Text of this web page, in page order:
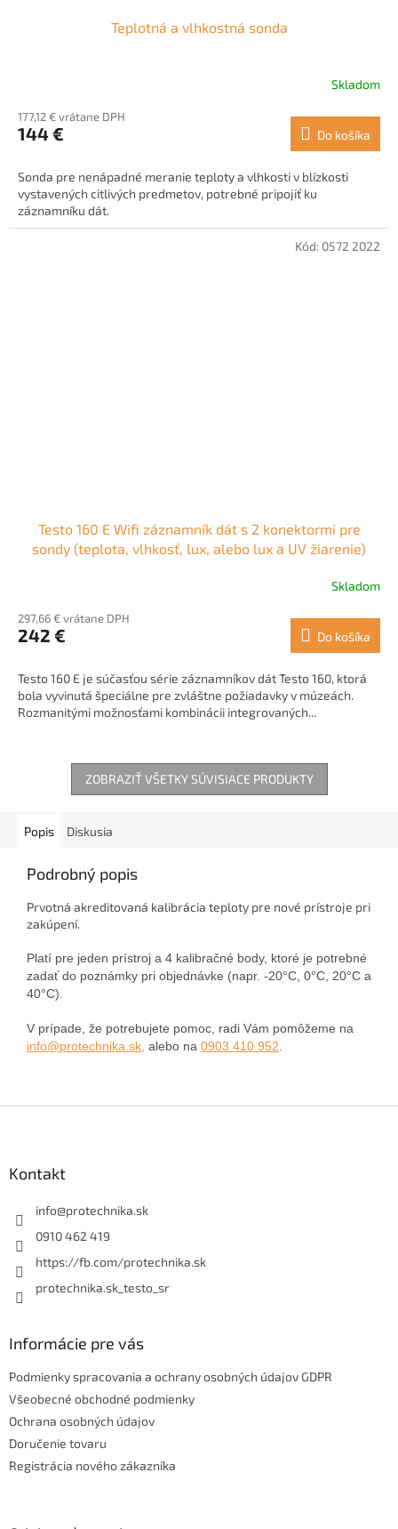
Teplotná a vlhkostná sonda
Skladom
177,12 € vrátane DPH
144 € Do košíka
Sonda pre nenápadné meranie teploty a vlhkosti v blízkosti
vystavených citlivých predmetov, potrebné pripojiť ku
záznamníku dát.
Testo 160 E Wifi záznamník dát s 2 konektormi pre
sondy (teplota, vlhkosť, lux, alebo lux a UV žiarenie)
produktu
je
z
5
hviezdičiek.
Skladom
297,66 € vrátane DPH
242 € Do košíka
Testo 160 E je súčasťou série záznamníkov dát Testo 160, ktorá
bola vyvinutá špeciálne pre zvláštne požiadavky v múzeách.
Rozmanitými možnosťami kombinácii integrovaných...
Kód: 0572 2022
ZOBRAZIŤ VŠETKY SÚVISIACE PRODUKTY
Popis Diskusia
Podrobný popis
Prvotná akreditovaná kalibrácia teploty pre nové prístroje pri
zakúpení.
Platí pre jeden prístroj a 4 kalibračné body, ktoré je potrebné
zadať do poznámky pri objednávke (napr. -20°C, 0°C, 20°C a
40°C).
V prípade, že potrebujete pomoc, radi Vám pomôžeme na
info@protechnika.sk, alebo na 0903 410 952
Kontakt
info@protechnika.sk
0910 462 419
https://fb.com/protechnika.sk
protechnika.sk_testo_sr
Informácie pre vás
Podmienky spracovania a ochrany osobných údajov GDPR
Všeobecné obchodné podmienky
Ochrana osobných údajov
Doručenie tovaru
Registrácia nového zákazníka